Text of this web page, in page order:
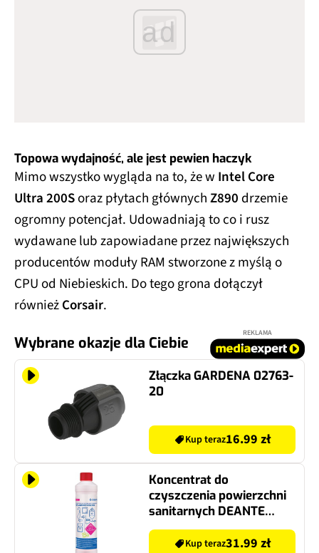
ad
Topowa wydajność, ale jest pewien haczyk
Mimo wszystko wygląda na to, że w Intel Core
Ultra 200Soraz płytach głównychZ890 drzemie
ogromny potencjał. Udowadniają to co i rusz
wydawane lub zapowiadane przez największych
producentów moduły RAM stworzone z myślą o
CPU od Niebieskich. Do tego grona dołączył
równieżCorsair.
Wybrane okazje dla Ciebie
REKLAMA
Złączka GARDENA 02763-
20
Kup teraz16.99 zł
Koncentrat do
czyszczenia powierzchni
sanitarnych DEANTE
KZZZ 000B 0.5 l
Kup teraz31.99 zł